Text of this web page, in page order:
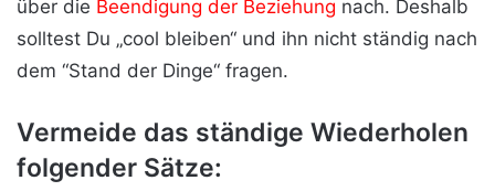
über die Beendigung der Beziehung nach. Deshalb
solltest Du „cool bleiben“ und ihn nicht ständig nach
dem “Stand der Dinge“ fragen.
Vermeide das ständige Wiederholen
folgender Sätze: